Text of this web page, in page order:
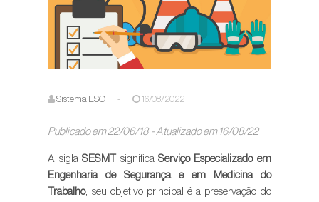
Sistema ESO - 16/08/2022
Publicado em 22/06/18 - Atualizado em 16/08/22
A siglaSESMT significa Serviço Especializado em
Engenharia de Segurança e em Medicina do
Trabalho, seu objetivo principal é a preservação do